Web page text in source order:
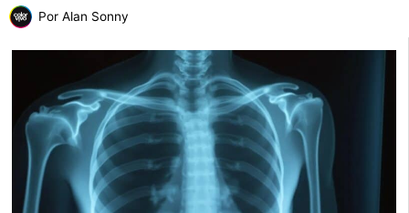
Por Alan Sonny